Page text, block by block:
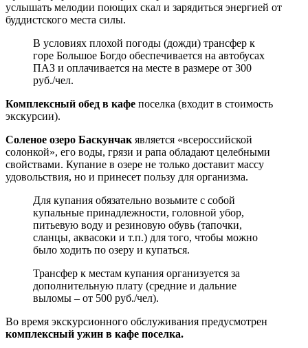
услышать мелодии поющих скал и зарядиться энергией от
буддистского места силы.
В условиях плохой погоды (дожди) трансфер к
горе Большое Богдо обеспечивается на автобусах
ПАЗ и оплачивается на месте в размере от 300
руб./чел.
Комплексный обед в кафе поселка (входит в стоимость
экскурсии).
Соленое озеро Баскунчак является «всероссийской
солонкой», его воды, грязи и рапа обладают целебными
свойствами. Купание в озере не только доставит массу
удовольствия, но и принесет пользу для организма.
Для купания обязательно возьмите с собой
купальные принадлежности, головной убор,
питьевую воду и резиновую обувь (тапочки,
сланцы, аквасоки и т.п.) для того, чтобы можно
было ходить по озеру и купаться.
Трансфер к местам купания организуется за
дополнительную плату (средние и дальние
выломы – от 500 руб./чел).
Во время экскурсионного обслуживания предусмотрен
комплексный ужин в кафе поселка.